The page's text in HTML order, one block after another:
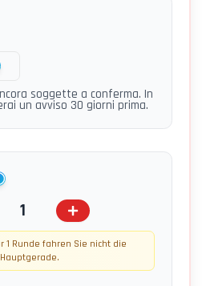
soggette a conferma. In
un avviso 30 giorni prima.
1
1 Runde fahren Sie nicht die
Hauptgerade.